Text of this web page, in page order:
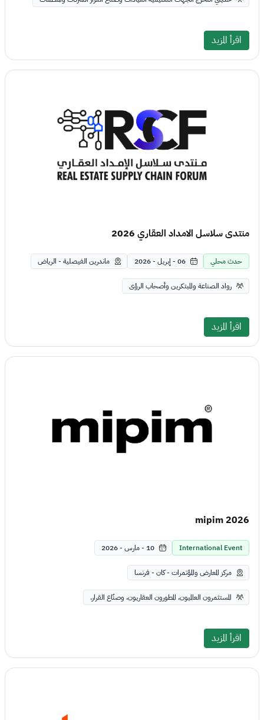
اقرأ المزيد
منتدى سلاسل الامداد العقاري 2026
حدث محلي 06 - إبريل - 2026 ماندرين الفيصلية - الرياض
رواد الصناعة والمبتكرين وأصحاب الرؤى
اقرأ المزيد
mipim 2026
International Event 10 - مارس - 2026
مركز المعارض والمؤتمرات - كان - فرنسا
المستثمرون العالميون، المطورون العقاريون، وصنّاع القرار.
اقرأ المزيد